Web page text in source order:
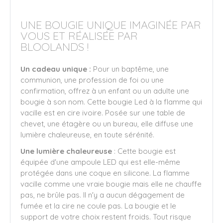
UNE BOUGIE UNIQUE IMAGINÉE PAR
VOUS ET RÉALISÉE PAR
BLOOLANDS !
Un cadeau unique : Pour un baptême, une
communion, une profession de foi ou une
confirmation, offrez à un enfant ou un adulte une
bougie à son nom. Cette bougie Led à la flamme qui
vacille est en cire ivoire. Posée sur une table de
chevet, une étagère ou un bureau, elle diffuse une
lumière chaleureuse, en toute sérénité.
Une lumière chaleureuse : Cette bougie est
équipée d'une ampoule LED qui est elle-même
protégée dans une coque en silicone. La flamme
vacille comme une vraie bougie mais elle ne chauffe
pas, ne brûle pas. Il n'y a aucun dégagement de
fumée et la cire ne coule pas. La bougie et le
support de votre choix restent froids. Tout risque